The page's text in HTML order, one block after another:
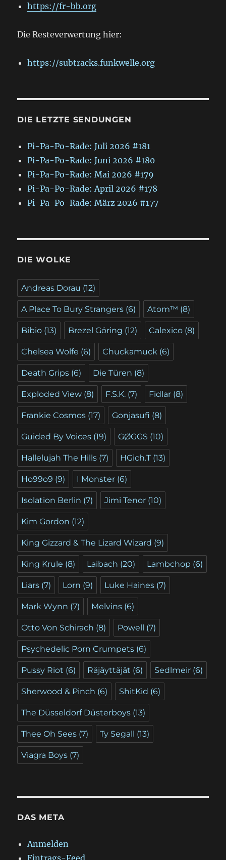
https://fr-bb.org
Die Resteverwertung hier:
https://subtracks.funkwelle.org
DIE LETZTE SENDUNGEN
Pi-Pa-Po-Rade: Juli 2026 #181
Pi-Pa-Po-Rade: Juni 2026 #180
Pi-Pa-Po-Rade: Mai 2026 #179
Pi-Pa-Po-Rade: April 2026 #178
Pi-Pa-Po-Rade: März 2026 #177
DIE WOLKE
Andreas Dorau (12)
A Place To Bury Strangers (6) Atom™ (8)
Bibio (13) Brezel Göring (12) Calexico (8)
Chelsea Wolfe (6) Chuckamuck (6)
Death Grips (6) Die Türen (8)
Exploded View (8) F.S.K. (7) Fidlar (8)
Frankie Cosmos (17) Gonjasufi (8)
Guided By Voices (19) GØGGS (10)
Hallelujah The Hills (7) HGich.T (13)
Ho99o9 (9) I Monster (6)
Isolation Berlin (7) Jimi Tenor (10)
Kim Gordon (12)
King Gizzard & The Lizard Wizard (9)
King Krule (8) Laibach (20) Lambchop (6)
Liars (7) Lorn (9) Luke Haines (7)
Mark Wynn (7) Melvins (6)
Otto Von Schirach (8) Powell (7)
Psychedelic Porn Crumpets (6)
Pussy Riot (6) Räjäyttäjät (6) Sedlmeir (6)
Sherwood & Pinch (6) ShitKid (6)
The Düsseldorf Düsterboys (13)
Thee Oh Sees (7) Ty Segall (13)
Viagra Boys (7)
DAS META
Anmelden
Eintrags-Feed